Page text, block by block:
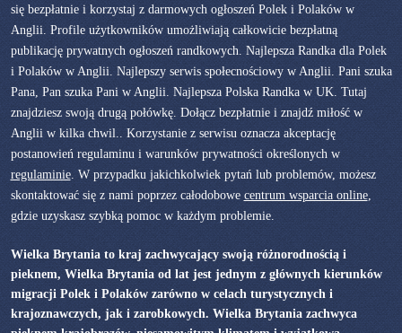
się bezpłatnie i korzystaj z darmowych ogłoszeń Polek i Polaków w
Anglii. Profile użytkowników umożliwiają całkowicie bezpłatną
publikację prywatnych ogłoszeń randkowych. Najlepsza Randka dla Polek
i Polaków w Anglii. Najlepszy serwis społecnościowy w Anglii. Pani szuka
Pana, Pan szuka Pani w Anglii. Najlepsza Polska Randka w UK. Tutaj
znajdziesz swoją drugą połówkę. Dołącz bezpłatnie i znajdź miłość w
Anglii w kilka chwil.. Korzystanie z serwisu oznacza akceptację
postanowień regulaminu i warunków prywatności określonych w
regulaminie. W przypadku jakichkolwiek pytań lub problemów, możesz
skontaktować się z nami poprzez całodobowe centrum wsparcia online,
gdzie uzyskasz szybką pomoc w każdym problemie.
Wielka Brytania to kraj zachwycający swoją różnorodnością i
pieknem, Wielka Brytania od lat jest jednym z głównych kierunków
migracji Polek i Polaków zarówno w celach turystycznych i
krajoznawczych, jak i zarobkowych. Wielka Brytania zachwyca